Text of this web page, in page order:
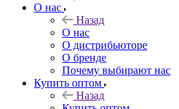
О нас
Назад
О нас
О дистрибьюторе
О бренде
Почему выбирают нас
Купить оптом
Назад